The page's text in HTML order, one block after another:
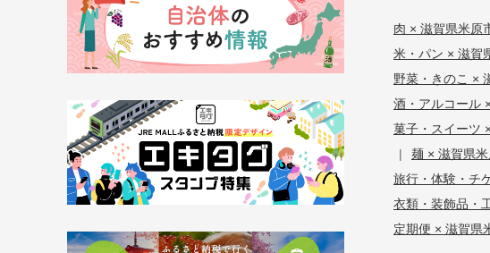
肉 × 滋賀県米原
米・パン × 滋賀
野菜・きのこ ×
酒・アルコール
菓子・スイーツ
|
麺 × 滋賀県
旅行・体験・チ
衣類・装飾品・
定期便 × 滋賀県